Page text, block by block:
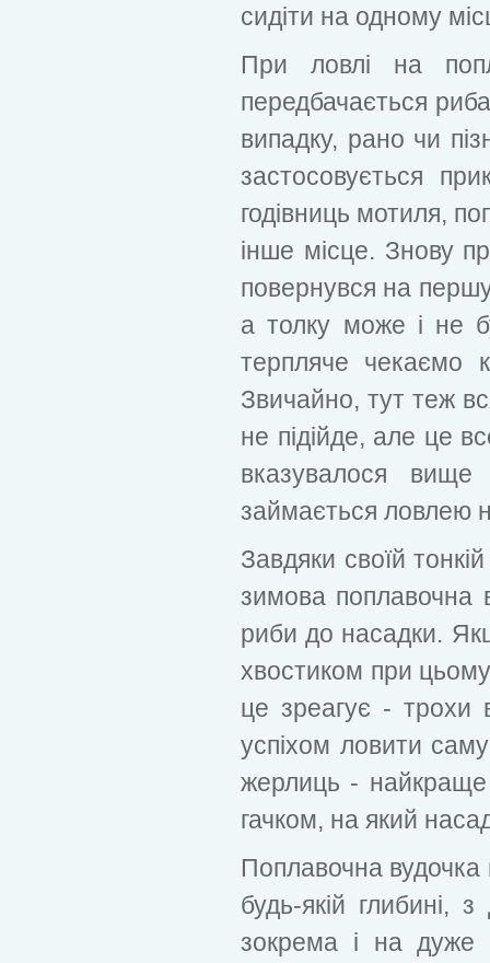
сидіти на одному
При ловлі на
передбачається
випадку, рано чи
застосовується
годівниць мотиля,
інше місце. Знову
повернувся на
а толку може і не
терпляче чекаємо
Звичайно, тут теж
не підійде, але це
вказувалося
займається ловлею
Завдяки своїй
зимова поплавочна
риби до насадки.
хвостиком при
це зреагує - трохи
успіхом ловити
жерлиць - найкраще
гачком, на який
Поплавочна
будь-якій глибині,
зокрема і на дуже